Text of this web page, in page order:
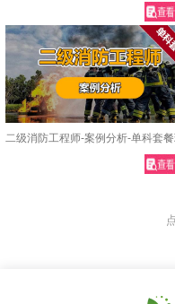
二级消防工程师-案例分析-单科套